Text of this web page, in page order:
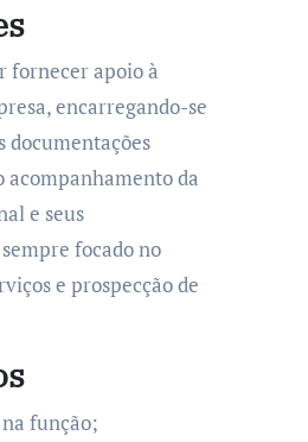
encarregando-se
documentações
acompanhamento da
e seus
focado no
e prospecção de
função;